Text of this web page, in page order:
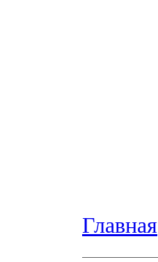
Главная